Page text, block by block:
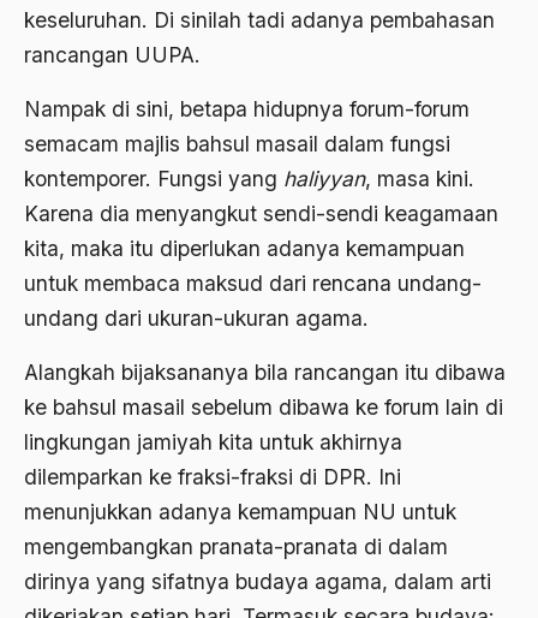
keseluruhan. Di sinilah tadi adanya pembahasan
rancangan UUPA.
Nampak di sini, betapa hidupnya forum-forum
semacam majlis bahsul masail dalam fungsi
kontemporer. Fungsi yang haliyyan, masa kini.
Karena dia menyangkut sendi-sendi keagamaan
kita, maka itu diperlukan adanya kemampuan
untuk membaca maksud dari rencana undang-
undang dari ukuran-ukuran agama.
Alangkah bijaksananya bila rancangan itu dibawa
ke bahsul masail sebelum dibawa ke forum lain di
lingkungan jamiyah kita untuk akhirnya
dilemparkan ke fraksi-fraksi di DPR. Ini
menunjukkan adanya kemampuan NU untuk
mengembangkan pranata-pranata di dalam
dirinya yang sifatnya budaya agama, dalam arti
antropologi
antroposentrisme
Anwar Ibrahim
apa yang kau cari palupi
Aparat Keamanan
Ar-Raniry
arab
arabisasi
arafat